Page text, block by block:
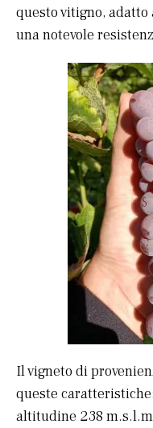
questo vitigno,
una notevole
Il vigneto di
queste
altitudine 238